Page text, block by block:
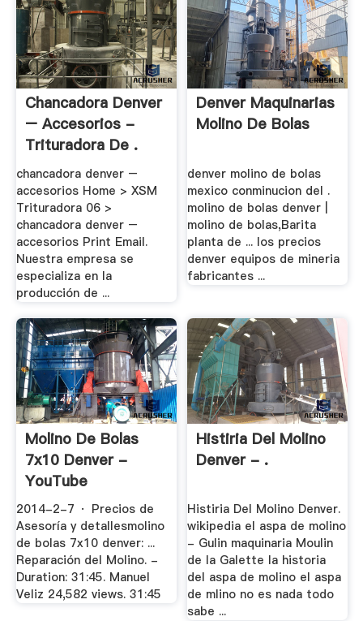
Chancadora Denver
– Accesorios -
Trituradora De .
chancadora denver –
accesorios Home > XSM
Trituradora 06 >
chancadora denver –
accesorios Print Email.
Nuestra empresa se
especializa en la
producción de ...
Denver Maquinarias
Molino De Bolas
denver molino de bolas
mexico conminucion del .
molino de bolas denver |
molino de bolas,Barita
planta de ... los precios
denver equipos de mineria
fabricantes ...
Molino De Bolas
7x10 Denver -
YouTube
2014-2-7 · Precios de
Asesoría y detallesmolino
de bolas 7x10 denver: ...
Reparación del Molino. -
Duration: 31:45. Manuel
Veliz 24,582 views. 31:45
Histiria Del Molino
Denver - .
Histiria Del Molino Denver.
wikipedia el aspa de molino
- Gulin maquinaria Moulin
de la Galette la historia
del aspa de molino el aspa
de mlino no es nada todo
sabe ...